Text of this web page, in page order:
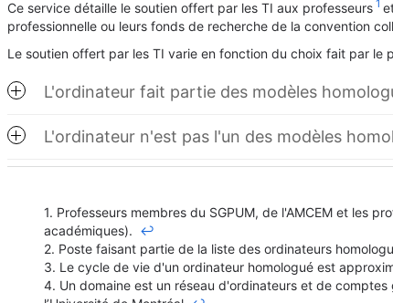
Ce service détaille le soutien offert par les TI aux professeurs 1
professionnelle ou leurs fonds de recherche de la convention
Le soutien offert par les TI varie en fonction du choix fait par le
L'ordinateur fait partie des modèles
L'ordinateur n'est pas l'un des modèles
Professeurs membres du SGPUM, de l'AMCEM et les
académiques). ↩
Poste faisant partie de la liste des ordinateurs
Le cycle de vie d'un ordinateur homologué est
Un domaine est un réseau d'ordinateurs et de